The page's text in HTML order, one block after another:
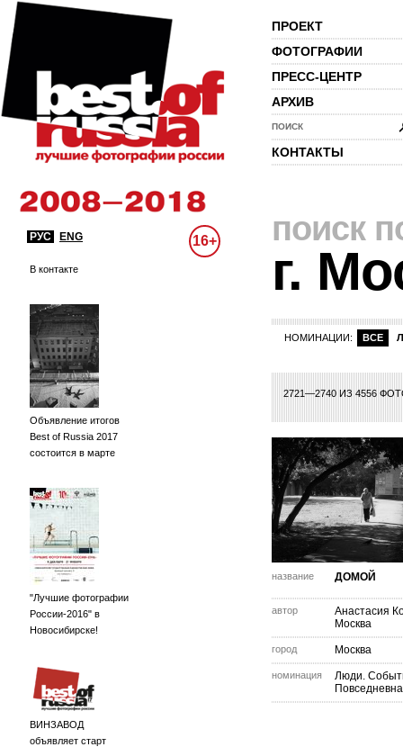
ПРОЕКТ
ФОТОГРАФИИ
ПРЕСС-ЦЕНТР
АРХИВ
ПОИСК
КОНТАКТЫ
РУС ENG 16+
В контакте
Объявление итогов
Best of Russia 2017
состоится в марте
"Лучшие фотографии
России-2016" в
Новосибирске!
ВИНЗАВОД
объявляет старт
поиск
г.
НОМИНАЦИИ: ВСЕ
2721—2740 ИЗ 4556
116 117 118 126 127 128 129
название ДОМОЙ
автор
Анастасия
Москва
город Москва
номинация
Люди.